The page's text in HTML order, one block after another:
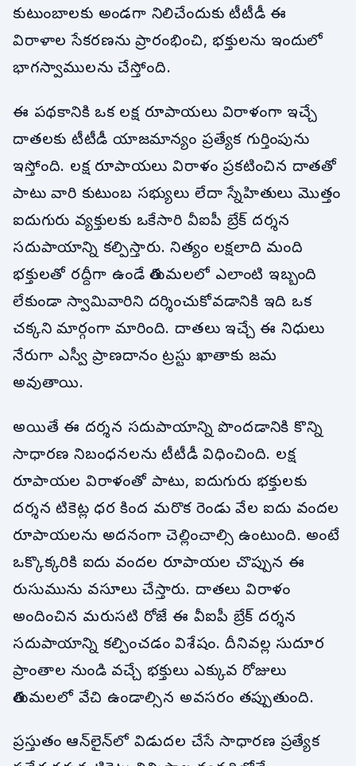
కుటుంబాలకు అండగా నిలిచేందుకు టీటీడీ ఈ
విరాళాల సేకరణను ప్రారంభించి, భక్తులను ఇందులో
భాగస్వాములను చేస్తోంది.
ఈ పథకానికి ఒక లక్ష రూపాయలు విరాళంగా ఇచ్చే
దాతలకు టీటీడీ యాజమాన్యం ప్రత్యేక గుర్తింపును
ఇస్తోంది. లక్ష రూపాయలు విరాళం ప్రకటించిన దాతతో
పాటు వారి కుటుంబ సభ్యులు లేదా స్నేహితులు మొత్తం
ఐదుగురు వ్యక్తులకు ఒకేసారి వీఐపీ బ్రేక్ దర్శన
సదుపాయాన్ని కల్పిస్తారు. నిత్యం లక్షలాది మంది
భక్తులతో రద్దీగా ఉండే తిరుమలలో ఎలాంటి ఇబ్బంది
లేకుండా స్వామివారిని దర్శించుకోవడానికి ఇది ఒక
చక్కని మార్గంగా మారింది. దాతలు ఇచ్చే ఈ నిధులు
నేరుగా ఎస్వీ ప్రాణదానం ట్రస్టు ఖాతాకు జమ
అవుతాయి.
అయితే ఈ దర్శన సదుపాయాన్ని పొందడానికి కొన్ని
సాధారణ నిబంధనలను టీటీడీ విధించింది. లక్ష
రూపాయల విరాళంతో పాటు, ఐదుగురు భక్తులకు
దర్శన టికెట్ల ధర కింద మరొక రెండు వేల ఐదు వందల
రూపాయలను అదనంగా చెల్లించాల్సి ఉంటుంది. అంటే
ఒక్కొక్కరికి ఐదు వందల రూపాయల చొప్పున ఈ
రుసుమును వసూలు చేస్తారు. దాతలు విరాళం
అందించిన మరుసటి రోజే ఈ వీఐపీ బ్రేక్ దర్శన
సదుపాయాన్ని కల్పించడం విశేషం. దీనివల్ల సుదూర
ప్రాంతాల నుండి వచ్చే భక్తులు ఎక్కువ రోజులు
తిరుమలలో వేచి ఉండాల్సిన అవసరం తప్పుతుంది.
ప్రస్తుతం ఆన్‌లైన్‌లో విడుదల చేసే సాధారణ ప్రత్యేక